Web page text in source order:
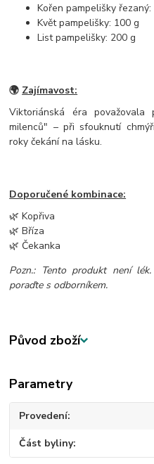
Kořen pampelišky řezaný:
Květ pampelišky: 100 g
List pampelišky: 200 g
🌍 Zajímavost:
Viktoriánská éra považovala
milenců" – při sfouknutí
roky čekání na lásku.
Doporučené kombinace:
🌿 Kopřiva
🌿 Bříza
🌿 Čekanka
Pozn.: Tento produkt není
poraďte s odborníkem.
Původ zboží
Parametry
Provedení
Část byliny